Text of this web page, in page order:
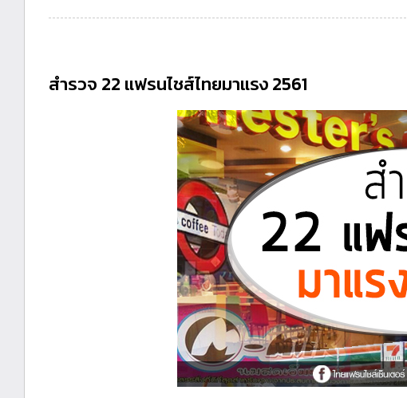
สำรวจ 22 แฟรนไชส์ไทยมาแรง 2561